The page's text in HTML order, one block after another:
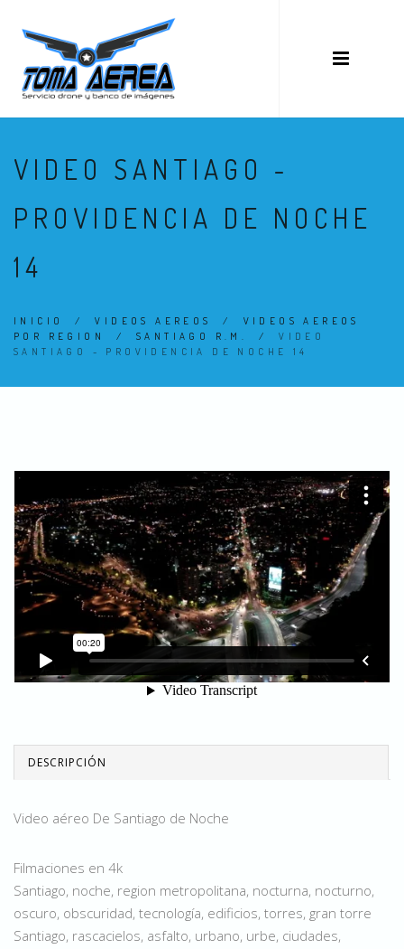
VIDEO SANTIAGO -
PROVIDENCIA DE NOCHE
14
INICIO /VIDEOS AEREOS / VIDEOS AEREOS
POR REGION
/SANTIAGO R.M. /VIDEO
SANTIAGO - PROVIDENCIA DE NOCHE 14
DESCRIPCIÓN
Video aéreo De Santiago de Noche
Filmaciones en 4k
Santiago, noche, region metropolitana, nocturna, nocturno,
oscuro, obscuridad, tecnología, edificios, torres, gran torre
Santiago, rascacielos, asfalto, urbano, urbe, ciudades,